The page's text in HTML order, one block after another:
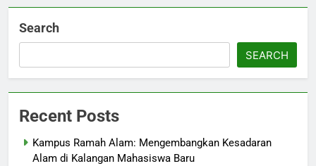
Search
SEARCH
Recent Posts
Kampus Ramah Alam: Mengembangkan Kesadaran
Alam di Kalangan Mahasiswa Baru